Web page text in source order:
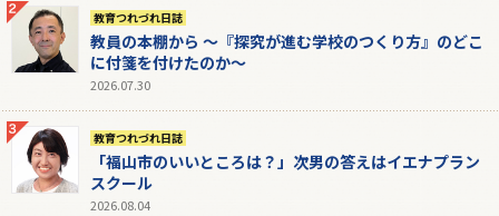
教育つれづれ日誌
教員の本棚から 〜『探究が進む学校のつくり方』のどこ
に付箋を付けたのか〜
2026.07.30
教育つれづれ日誌
「福山市のいいところは？」次男の答えはイエナプラン
スクール
2026.08.04